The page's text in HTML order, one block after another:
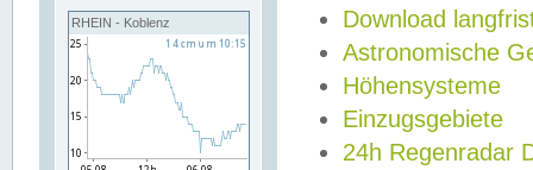
RHEIN - Koblenz
Download
Astronomische
Höhensysteme
Einzugsgebiete
24h Regenradar